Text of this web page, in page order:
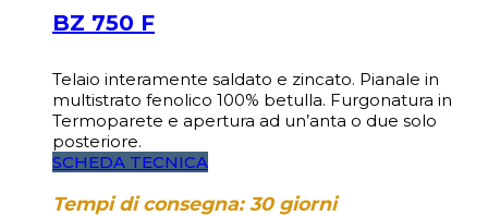
BZ 750 F
Telaio interamente saldato e zincato. Pianale in
multistrato fenolico 100% betulla. Furgonatura in
Termoparete e apertura ad un’anta o due solo
posteriore.
SCHEDA TECNICA
Tempi di consegna: 30 giorni